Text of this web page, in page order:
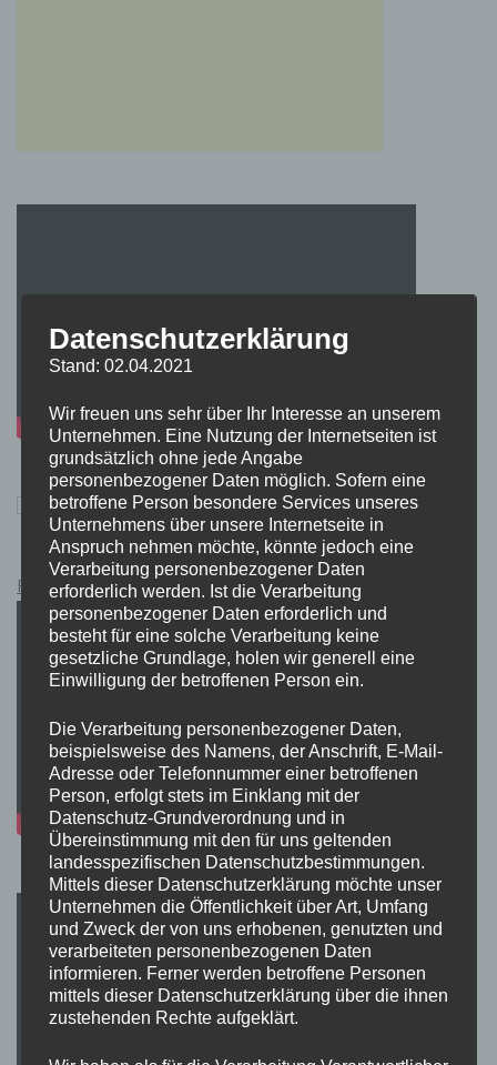
Pokémon Schwert und Schild Kauflink.>LINK<
Datenschutzerklärung
Stand: 02.04.2021
Wir freuen uns sehr über Ihr Interesse an unserem
Unternehmen. Eine Nutzung der Internetseiten ist
grundsätzlich ohne jede Angabe
personenbezogener Daten möglich. Sofern eine
betroffene Person besondere Services unseres
Unternehmens über unsere Internetseite in
Anspruch nehmen möchte, könnte jedoch eine
Verarbeitung personenbezogener Daten
erforderlich werden. Ist die Verarbeitung
personenbezogener Daten erforderlich und
besteht für eine solche Verarbeitung keine
gesetzliche Grundlage, holen wir generell eine
Einwilligung der betroffenen Person ein.
Die Verarbeitung personenbezogener Daten,
beispielsweise des Namens, der Anschrift, E-Mail-
Adresse oder Telefonnummer einer betroffenen
Person, erfolgt stets im Einklang mit der
Datenschutz-Grundverordnung und in
Übereinstimmung mit den für uns geltenden
landesspezifischen Datenschutzbestimmungen.
Mittels dieser Datenschutzerklärung möchte unser
Unternehmen die Öffentlichkeit über Art, Umfang
und Zweck der von uns erhobenen, genutzten und
verarbeiteten personenbezogenen Daten
informieren. Ferner werden betroffene Personen
mittels dieser Datenschutzerklärung über die ihnen
zustehenden Rechte aufgeklärt.